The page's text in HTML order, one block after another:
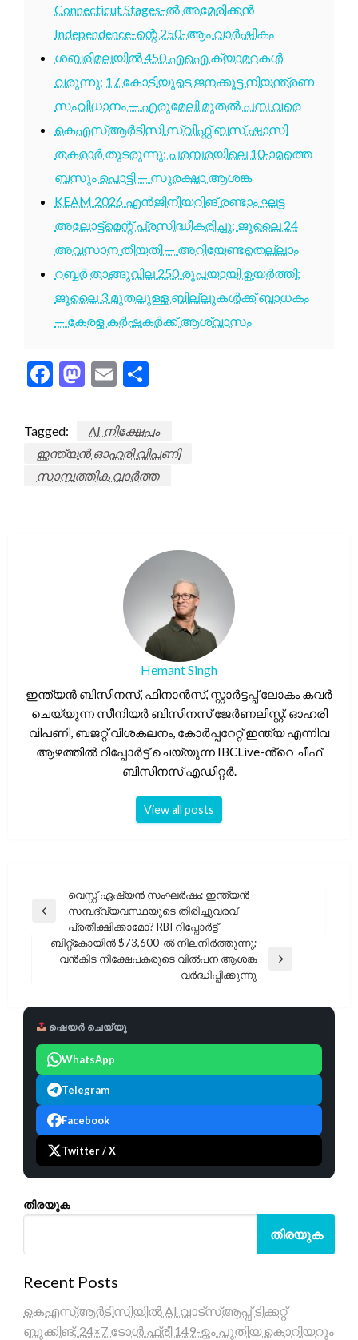
Connecticut Stages-ൽ അമേരിക്കൻ
Independence-ന്റെ 250-ആം വാർഷികം
ശബരിമലയിൽ 450 എഐ ക്യാമറകൾ
വരുന്നു; 17 കോടിയുടെ ജനക്കൂട്ട നിയന്ത്രണ
സംവിധാനം — എരുമേലി മുതൽ പമ്പ വരെ
കെഎസ്ആർടിസി സ്വിഫ്റ്റ് ബസ് ഷാസി
തകരാർ തുടരുന്നു; പരമ്പരയിലെ 10-ാമത്തെ
ബസും പൊട്ടി — സുരക്ഷാ ആശങ്ക
KEAM 2026 എൻജിനീയറിങ് രണ്ടാം ഘട്ട
അലോട്ട്മെന്റ് പ്രസിദ്ധീകരിച്ചു; ജൂലൈ 24
അവസാന തീയതി — അറിയേണ്ടതെല്ലാം
റബ്ബർ താങ്ങുവില 250 രൂപയായി ഉയർത്തി;
ജൂലൈ 3 മുതലുള്ള ബില്ലുകൾക്ക് ബാധകം
— കേരള കർഷകർക്ക് ആശ്വാസം
Facebook
Mastodon
Email
Tagged:
AI നിക്ഷേപം
ഇന്ത്യൻ ഓഹരി വിപണി
സാമ്പത്തിക വാർത്ത
Hemant Singh
ഇന്ത്യൻ ബിസിനസ്, ഫിനാൻസ്, സ്റ്റാർട്ടപ്പ് ലോകം കവർ
ചെയ്യുന്ന സീനിയർ ബിസിനസ് ജേർണലിസ്റ്റ്. ഓഹരി
വിപണി, ബജറ്റ് വിശകലനം, കോർപ്പറേറ്റ് ഇന്ത്യ എന്നിവ
ആഴത്തിൽ റിപ്പോർട്ട് ചെയ്യുന്ന IBCLive-ൻ്റെ ചീഫ്
ബിസിനസ് എഡിറ്റർ.
View all posts
പോസ്റ്റുകളിലൂടെ
Previous
വെസ്റ്റ് ഏഷ്യൻ സംഘർഷം: ഇന്ത്യൻ
സമ്പദ്‌വ്യവസ്ഥയുടെ തിരിച്ചുവരവ്
പ്രതീക്ഷിക്കാമോ? RBI റിപ്പോർട്ട്
Next
ബിറ്റ്കോയിൻ $73,600-ൽ നിലനിർത്തുന്നു;
വൻകിട നിക്ഷേപകരുടെ വിൽപന ആശങ്ക
വർദ്ധിപ്പിക്കുന്നു
ഷെയർ ചെയ്യൂ
WhatsApp
Telegram
Facebook
Twitter / X
തിരയുക
തിരയുക
Recent Posts
കെഎസ്ആർടിസിയിൽ AI വാട്സ്ആപ്പ് ടിക്കറ്റ്
ബുക്കിങ്; 24×7 ടോൾ ഫ്രീ 149-ഉം പുതിയ കൊറിയറും